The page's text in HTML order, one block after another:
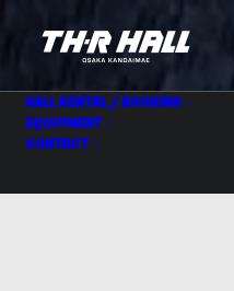
HALL RENTAL / BOOKING
EQUIPMENT
CONTACT